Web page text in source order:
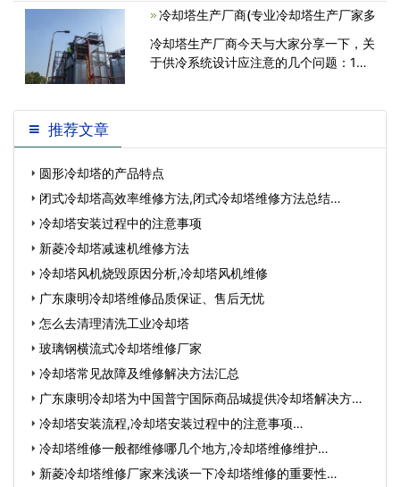
型，只有这样才能使其性能有充分的展
我们<
冷却塔生产厂商(专业冷却塔生产厂家多
冷却塔生产厂商今天与大家分享一下，关
于供冷系统设计应注意的几个问题：1、
推荐文章
圆形冷却塔的产品特点
闭式冷却塔高效率维修方法,闭式冷却塔维修方法总结…
冷却塔安装过程中的注意事项
新菱冷却塔减速机维修方法
冷却塔风机烧毁原因分析,冷却塔风机维修
广东康明冷却塔维修品质保证、售后无忧
怎么去清理清洗工业冷却塔
玻璃钢横流式冷却塔维修厂家
冷却塔常见故障及维修解决方法汇总
广东康明冷却塔为中国普宁国际商品城提供冷却塔解决方
案…冷却塔安装流程,冷却塔安装过程中的注意事项…
冷却塔维修一般都维修哪几个地方,冷却塔维修维护…
新菱冷却塔维修厂家来浅谈一下冷却塔维修的重要性…